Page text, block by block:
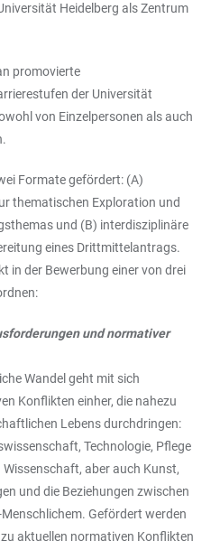
Heidelberg als Zentrum
promovierte
der Universität
von Einzelpersonen als auch
Formate gefördert: (A)
thematischen Exploration und
und (B) interdisziplinäre
eines Drittmittelantrags.
in der Bewerbung einer von drei
und normativer
Wandel geht mit sich
Konflikten einher, die nahezu
Lebens durchdringen:
Technologie, Pflege
aber auch Kunst,
und die Beziehungen zwischen
Gefördert werden
aktuellen normativen Konflikten